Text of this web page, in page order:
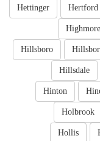
Hertford
Hettinger
Highmore
Hillsboro
Hillsdale
Hinton
Holbrook
Hollis